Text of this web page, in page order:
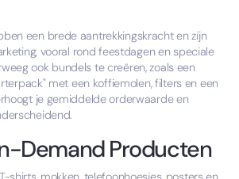
een brede aantrekkingskracht en zijn
vooral rond feestdagen en speciale
ook bundels te creëren, zoals een
met een koffiemolen, filters en een
je gemiddelde orderwaarde en
Demand Producten